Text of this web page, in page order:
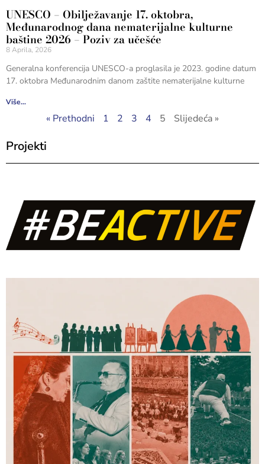
UNESCO – Obilježavanje 17. oktobra,
Međunarodnog dana nematerijalne kulturne
baštine 2026 – Poziv za učešće
8 Aprila, 2026
Generalna konferencija UNESCO-a proglasila je 2023. godine datum
17. oktobra Međunarodnim danom zaštite nematerijalne kulturne
Više...
« Prethodni 1 2 3 4 5 Slijedeća »
Projekti